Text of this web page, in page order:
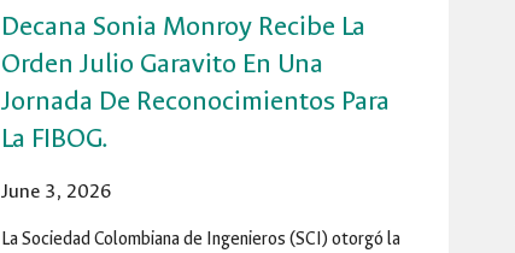
Decana Sonia Monroy Recibe La
Orden Julio Garavito En Una
Jornada De Reconocimientos Para
La FIBOG.
June 3, 2026
La Sociedad Colombiana de Ingenieros (SCI) otorgó la